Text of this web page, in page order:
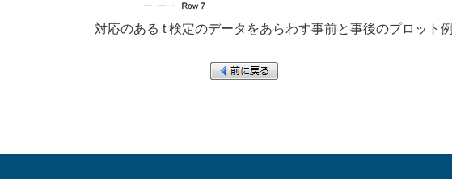
対応のある t 検定のデータをあらわす事前と事後のプロット例